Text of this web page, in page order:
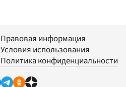
Правовая информация
Условия использования
Политика конфиденциальности